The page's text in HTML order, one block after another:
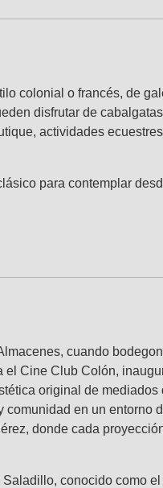
colonial o francés, de
disfrutar de
actividades
para contemplar
cuando
el Cine Club Colón,
original de mediados
en un entorno
donde cada
conocido como el